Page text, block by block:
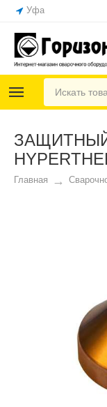
Уфа
Главная